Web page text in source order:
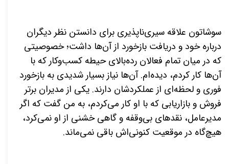
سوشاتون علاقه سیری‌ناپذیری برای دانستن نظر دیگران
درباره خود و دریافت بازخورد از آن‌ها داشت؛ خصوصیتی
که در میان تمام فعالان رده‌بالای حیطه کسب‌وکار که با
آن‌ها کار کردم، دیده‌ام. آن‌ها نیاز بسیار شدیدی به بازخورد
فوری و لحظه‌ای از عملکردشان دارند. یکی از مدیران برتر
فروش و بازاریابی که با او کار می‌کردم، به من گفت که اگر
مدیرعامل، نقدهای بی‌وقفه و گاهی خشنی از او نمی‌کرد،
هیچ‌گاه در موقعیت کنونی‌اش باقی نمی‌ماند.